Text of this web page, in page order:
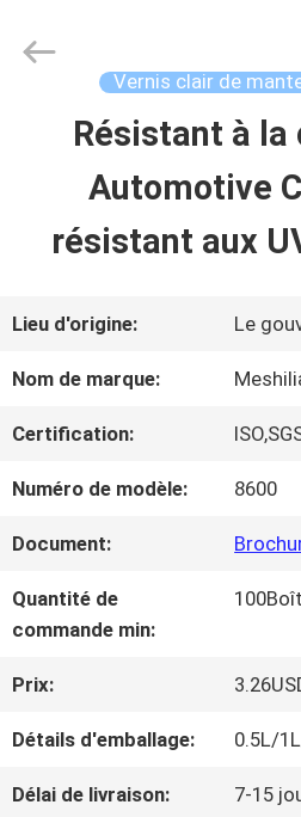
APERÇU
PRODUITS
VIDÉOS
DE
NOUS
CONTRÔLE
Meklon
Vernis clair de
Résistant à la
Automotive
résistant aux
Lieu d'origine: Le
Nom de marque:
Certification:
Numéro de modèle: 8600
Document:
Quantité de
commande min:
Prix:
Détails d'emballage: 0.5L/
Délai de livraison: 7-15